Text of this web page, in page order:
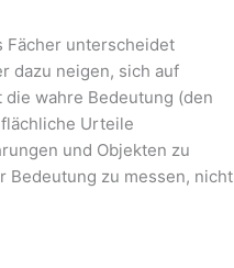
Fächer unterscheidet
dazu neigen, sich auf
wahre Bedeutung (den
Urteile
und Objekten zu
Bedeutung zu messen, nicht